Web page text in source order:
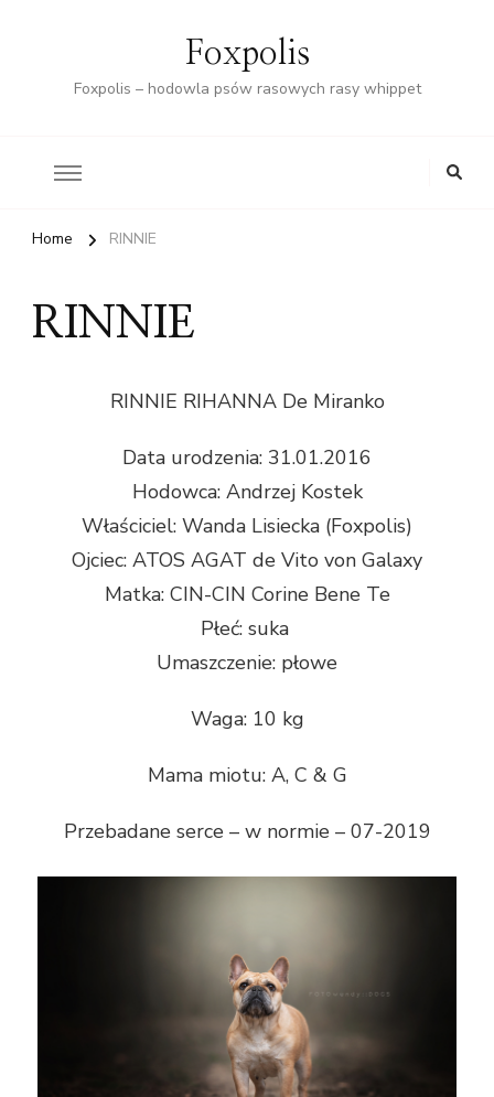
Foxpolis
Foxpolis – hodowla psów rasowych rasy whippet
Home RINNIE
RINNIE
RINNIE RIHANNA De Miranko
Data urodzenia: 31.01.2016
Hodowca: Andrzej Kostek
Właściciel: Wanda Lisiecka (Foxpolis)
Ojciec: ATOS AGAT de Vito von Galaxy
Matka: CIN-CIN Corine Bene Te
Płeć: suka
Umaszczenie: płowe
Waga: 10 kg
Mama miotu: A, C & G
​Przebadane serce – w normie – 07-2019